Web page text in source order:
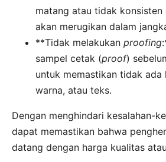
matang atau tidak konsisten
akan merugikan dalam
**Tidak melakukan proofing
sampel cetak (proof)
untuk memastikan tidak ada
warna, atau teks.
Dengan menghindari kesalahan-
dapat memastikan bahwa
datang dengan harga kualitas